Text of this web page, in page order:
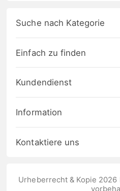
Suche nach Kategorie
Einfach zu finden
Kundendienst
Information
Kontaktiere uns
Urheberrecht & Kopie 2026